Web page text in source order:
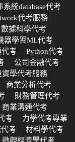
系統database代考
代考服務
數據科學代考
器學習ML代考
考
Python代考
公司金融代考
資學代考服務
商業分析代考
財務管理代考
商業溝通代考
考
力學代考專業
考
材料學代考
微觀經濟學代考